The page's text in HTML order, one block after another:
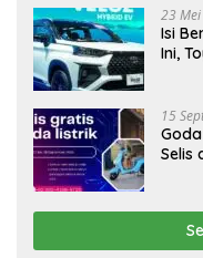
23
Isi
Ini,
15
Selis